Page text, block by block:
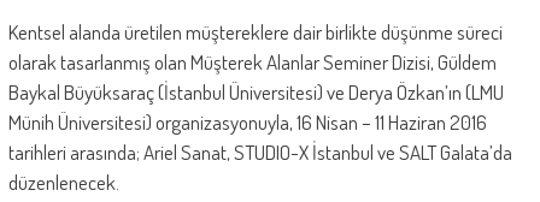
Kentsel alanda üretilen müştereklere dair birlikte düşünme süreci
olarak tasarlanmış olan Müşterek Alanlar Seminer Dizisi, Güldem
Baykal Büyüksaraç (İstanbul Üniversitesi) ve Derya Özkan’ın (LMU
Münih Üniversitesi) organizasyonuyla, 16 Nisan – 11 Haziran 2016
tarihleri arasında; Ariel Sanat, STUDIO-X İstanbul ve SALT Galata’da
düzenlenecek.